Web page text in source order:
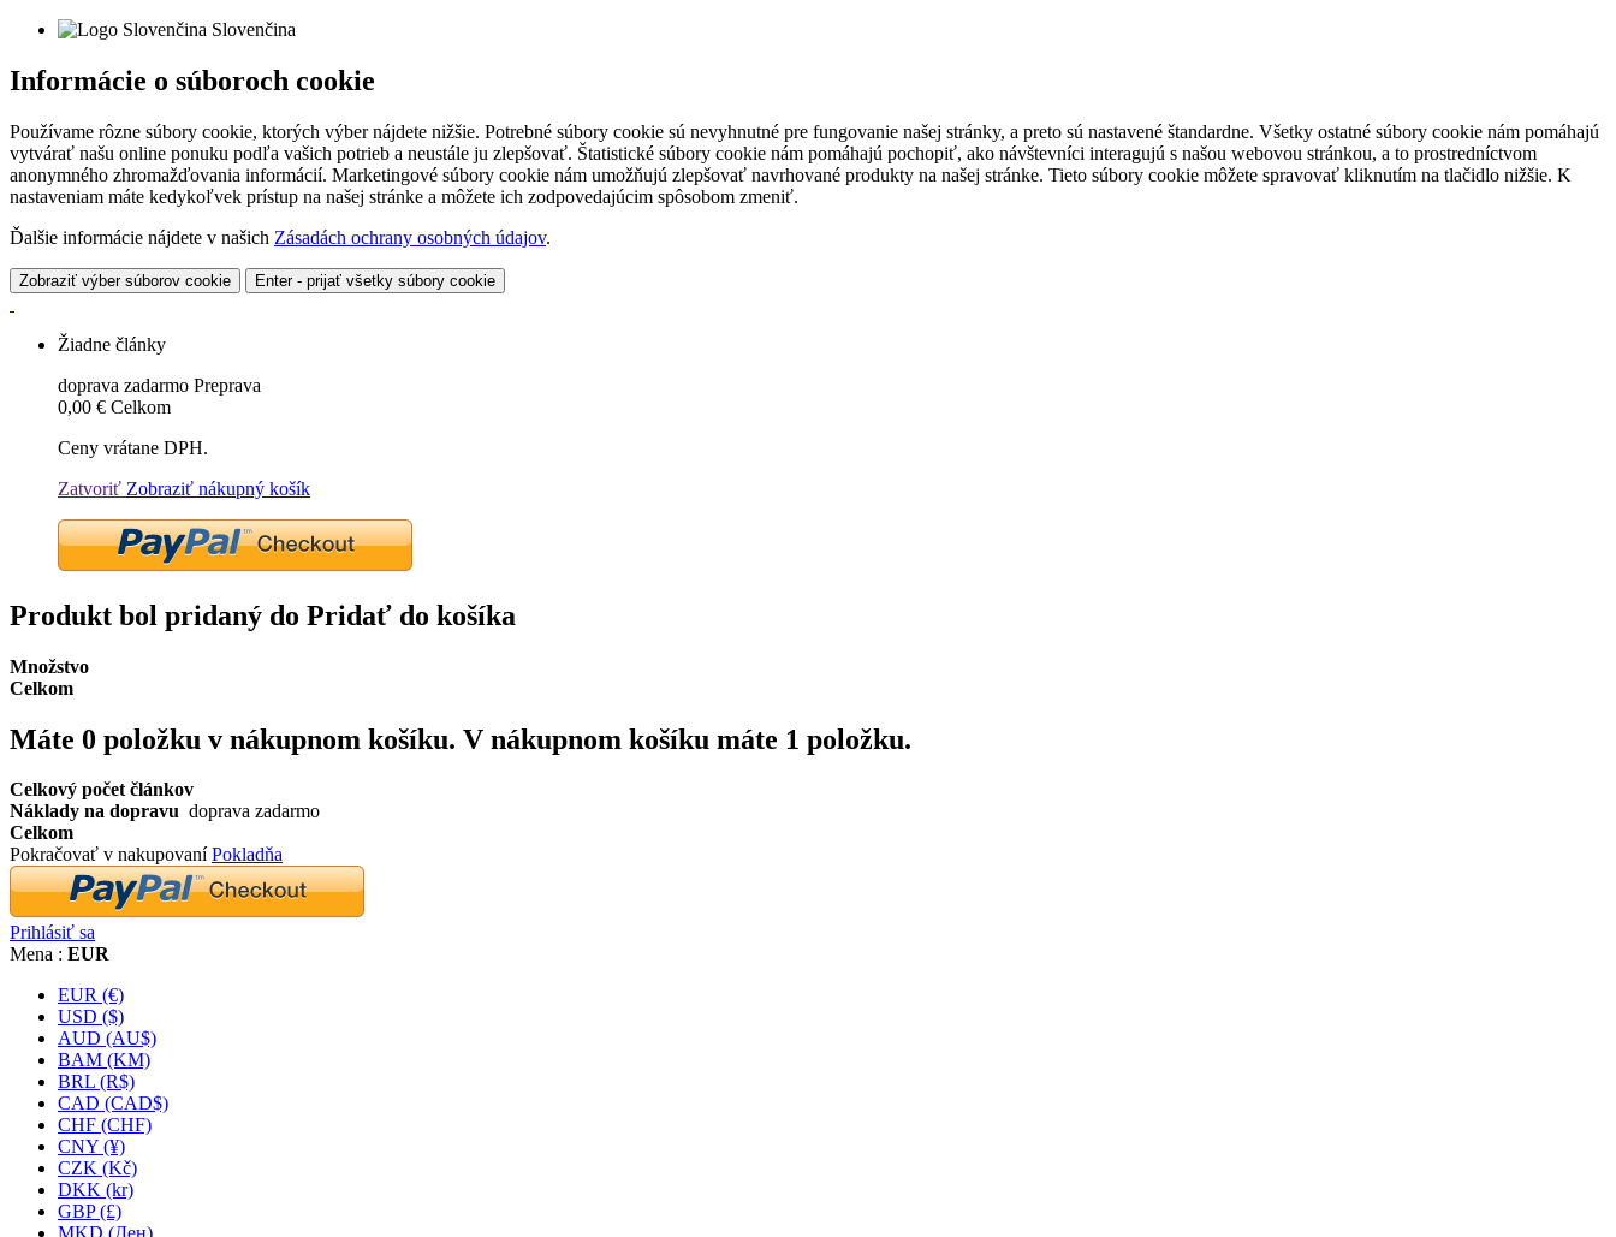
Slovenčina
Informácie o súboroch cookie
Používame rôzne súbory cookie, ktorých výber nájdete nižšie. Potrebné súbory cookie sú nevyhnutné pre fungovanie našej stránky, a preto sú nastavené štandardne. Všetky ostatné súbory cookie nám pomáhajú
vytvárať našu online ponuku podľa vašich potrieb a neustále ju zlepšovať. Štatistické súbory cookie nám pomáhajú pochopiť, ako návštevníci interagujú s našou webovou stránkou, a to prostredníctvom
anonymného zhromažďovania informácií. Marketingové súbory cookie nám umožňujú zlepšovať navrhované produkty na našej stránke. Tieto súbory cookie môžete spravovať kliknutím na tlačidlo nižšie. K
nastaveniam máte kedykoľvek prístup na našej stránke a môžete ich zodpovedajúcim spôsobom zmeniť.
Ďalšie informácie nájdete v našich Zásadách ochrany osobných údajov.
Zobraziť výber súborov cookie Enter - prijať všetky súbory cookie
Žiadne články
doprava zadarmo Preprava
0,00 € Celkom
Ceny vrátane DPH.
Zatvoriť Zobraziť nákupný košík
Produkt bol pridaný do Pridať do košíka
Množstvo
Celkom
Máte 0 položku v nákupnom košíku. V nákupnom košíku máte 1 položku.
Celkový počet článkov
Náklady na dopravu doprava zadarmo
Celkom
Pokračovať v nakupovaníPokladňa
Prihlásiť sa
Mena : EUR
EUR (€)
USD ($)
AUD (AU$)
BAM (KM)
BRL (R$)
CAD (CAD$)
CHF (CHF)
CNY (¥)
CZK (Kč)
DKK (kr)
GBP (£)